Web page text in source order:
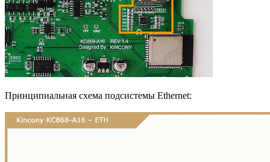
Принципиальная схема подсистемы Ethernet: